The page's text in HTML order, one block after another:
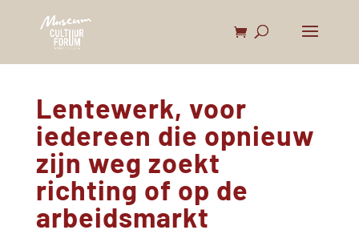
Lentewerk, voor
iedereen die opnieuw
zijn weg zoekt
richting of op de
arbeidsmarkt